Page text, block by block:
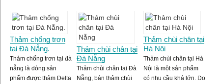
Thảm chống trơn
tại Đà Nẵng.
Thảm chống trơn tại đà
nẵng là dòng sản
phẩm được thảm Delta
Thảm chùi chân tại
Đà Nẵng
Thảm chùi chân tại Đà
Nẵng, bán thảm chùi
Thảm chùi chân tại
Hà Nội
Thảm chùi chân tại Hà
Nội là một sản phẩm
có nhu cầu khá lớn. Do